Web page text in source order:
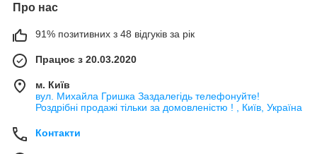
Про нас
91% позитивних з 48 відгуків за рік
Працює з 20.03.2020
м. Київ
вул. Михайла Гришка Заздалегiдь телефонуйте!
Роздрібні продажі тiльки за домовленістю ! , Київ, Україна
Контакти